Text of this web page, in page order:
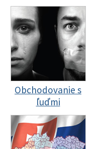
Obchodovanie s
ľuďmi